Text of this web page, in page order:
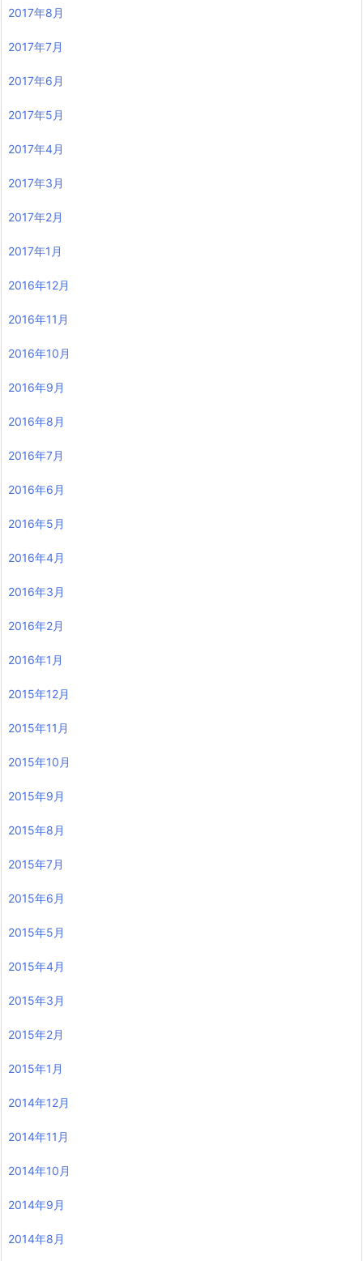
2017年8月
2017年7月
2017年6月
2017年5月
2017年4月
2017年3月
2017年2月
2017年1月
2016年12月
2016年11月
2016年10月
2016年9月
2016年8月
2016年7月
2016年6月
2016年5月
2016年4月
2016年3月
2016年2月
2016年1月
2015年12月
2015年11月
2015年10月
2015年9月
2015年8月
2015年7月
2015年6月
2015年5月
2015年4月
2015年3月
2015年2月
2015年1月
2014年12月
2014年11月
2014年10月
2014年9月
2014年8月